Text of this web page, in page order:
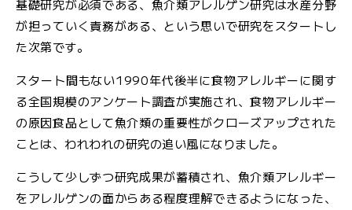
基礎研究が必須である、魚介類アレルゲン研究は水産分野
が担っていく責務がある、という思いで研究をスタートし
た次第です。
スタート間もない1990年代後半に食物アレルギーに関す
る全国規模のアンケート調査が実施され、食物アレルギー
の原因食品として魚介類の重要性がクローズアップされた
ことは、われわれの研究の追い風になりました。
こうして少しずつ研究成果が蓄積され、魚介類アレルギー
をアレルゲンの面からある程度理解できるようになった、